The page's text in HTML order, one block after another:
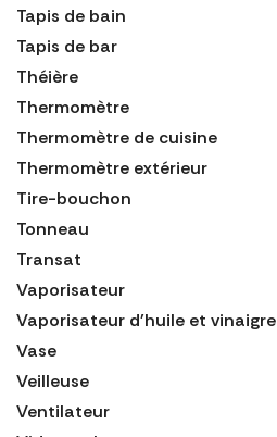
Tapis de bain
Tapis de bar
Théière
Thermomètre
Thermomètre de cuisine
Thermomètre extérieur
Tire-bouchon
Tonneau
Transat
Vaporisateur
Vaporisateur d'huile et vinaigre
Vase
Veilleuse
Ventilateur